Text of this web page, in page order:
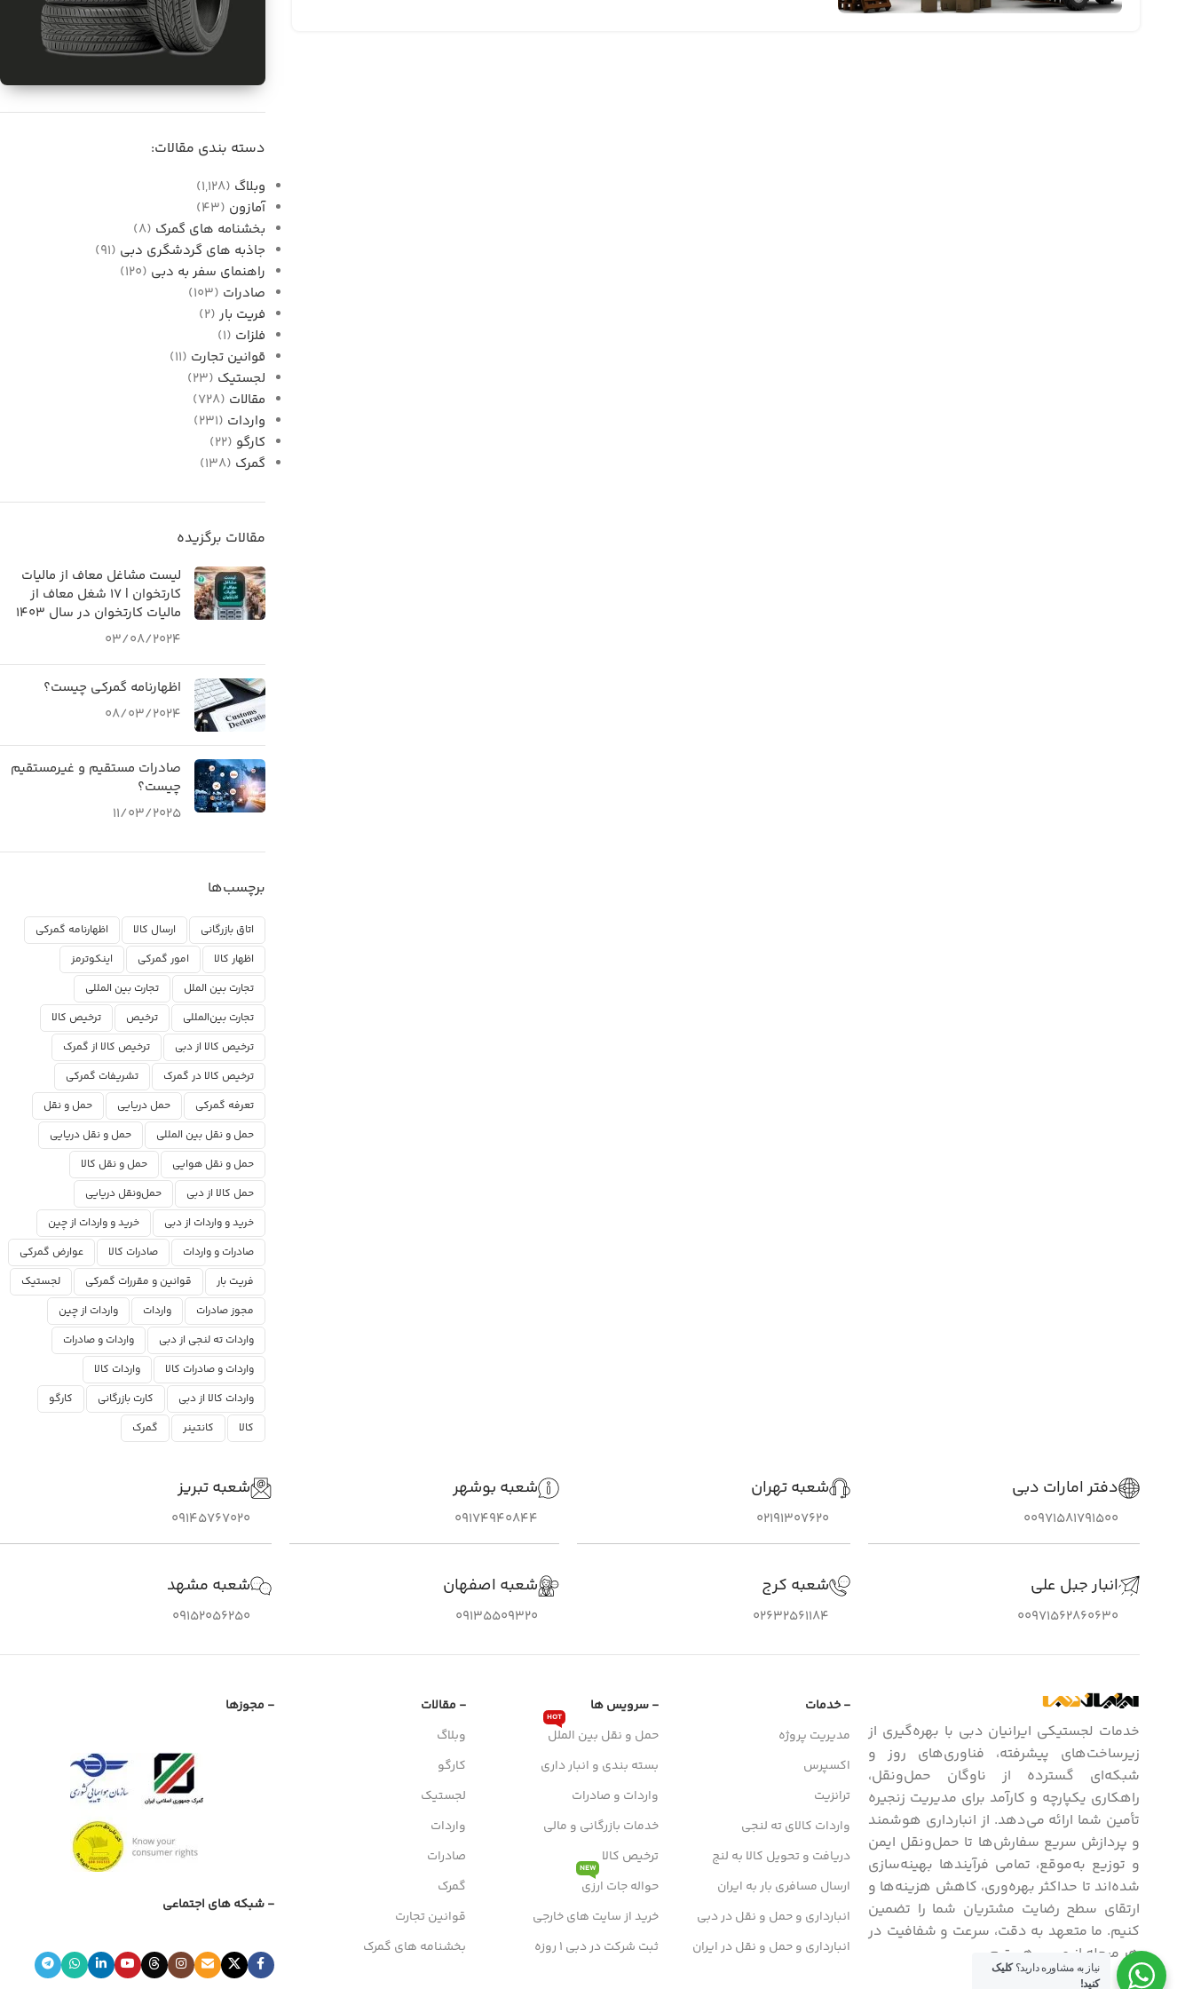
واردات قطعات خودرو از
دسته بندی مقالات:
وبلاگ (1,128)
آمازون (43)
بخشنامه های گمرک (8)
جاذبه های گردشگری دبی (91)
راهنمای سفر به دبی (120)
صادرات (103)
فریت بار (2)
فلزات (1)
قوانین تجارت (11)
لجستیک (23)
مقالات (728)
واردات (231)
کارگو (22)
گمرک (138)
مقالات برگزیده
لیست مشاغل معاف از مالیات
کارتخوان | 17 شغل معاف از
مالیات کارتخوان در سال 1403
03/08/2024
اظهارنامه گمرکی چیست؟
08/03/2024
صادرات مستقیم و غیرمستقیم
چیست؟
11/03/2025
برچسب‌ها
اتاق بازرگانی ارسال کالا
اظهارنامه گمرکی
اظهار کالا
امور گمرکی
اینکوترمز
تجارت بین الملل
تجارت بین المللی
تجارت بین‌المللی
ترخیص
ترخیص کالا
ترخیص کالا از دبی
ترخیص کالا از گمرک
ترخیص کالا در گمرک
تشریفات گمرکی
تعرفه گمرکی
حمل دریایی
حمل و نقل
حمل و نقل بین المللی
حمل و نقل دریایی
حمل و نقل هوایی
حمل و نقل کالا
حمل کالا از دبی
حمل‌ونقل دریایی
خرید و واردات از دبی
خرید و واردات از چین
صادرات و واردات
صادرات کالا
عوارض گمرکی
فریت بار
قوانین و مقررات گمرکی
لجستیک
مجوز صادرات
واردات
واردات از چین
واردات ته لنجی از دبی
واردات و صادرات
واردات و صادرات کالا
واردات کالا
واردات کالا از دبی
کارت بازرگانی
کارگو
کالا
کانتینر گمرک
دفتر امارات دبی
00971581791500
انبار جبل علی
00971562860630
شعبه تهران
02191307620
شعبه کرج
02632561184
شعبه بوشهر
09174940844
شعبه اصفهان
09135509320
شعبه تبریز
09145767020
شعبه مشهد
09152056250
خدمات لجستیکی ایرانیان دبی با بهره‌گیری از
زیرساخت‌های پیشرفته، فناوری‌های روز و
شبکه‌ای گسترده از ناوگان حمل‌ونقل،
راهکاری یکپارچه و کارآمد برای مدیریت زنجیره
تأمین شما ارائه می‌دهد. از انبارداری هوشمند
و پردازش سریع سفارش‌ها تا حمل‌ونقل ایمن
و توزیع به‌موقع، تمامی فرآیندها بهینه‌سازی
شده‌اند تا حداکثر بهره‌وری، کاهش هزینه‌ها و
ارتقای سطح رضایت مشتریان شما را تضمین
کنیم. ما متعهد به دقت، سرعت و شفافیت در
هر مرحله از مسیر هستیم.
- خدمات
مدیریت پروژه
اکسپرس
ترانزیت
واردات کالای ته لنجی
دریافت و تحویل کالا به لنج
ارسال مسافری بار به ایران
انبارداری و حمل و نقل در دبی
انبارداری و حمل و نقل در ایران
- سرویس ها
حمل و نقل بین الملل
HOT
بسته بندی و انبار داری
واردات و صادرات
خدمات بازرگانی و مالی
ترخیص کالا
حواله جات ارزی
NEW
خرید از سایت های خارجی
ثبت شرکت در دبی 1 روزه
- مقالات
وبلاگ
کارگو
لجستیک
واردات
صادرات
گمرک
قوانین تجارت
بخشنامه های گمرک
- مجوزها
- شبکه های اجتماعی
نیاز به مشاوره دارید؟کلیک
کنید!